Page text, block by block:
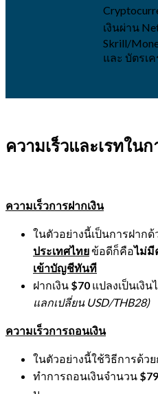
เงินผ่าน
Skrill/
และ บัตรเ
ความเร็วและเรทใน
ความเร็วการฝากเงิน
ในตัวอย่างนี้เป็นการฝากด้
ประเทศไทยข้อดีก็คือไม่มี
เข้าบัญชีทันที
ฝากเงิน $70 แปลงเป็นเงิน
แลกเปลี่ยน USD/THB28)
ความเร็วการถอนเงิน
ในตัวอย่างนี้ใช้วิธีการด้ว
ทำการถอนเงินจำนวน $79